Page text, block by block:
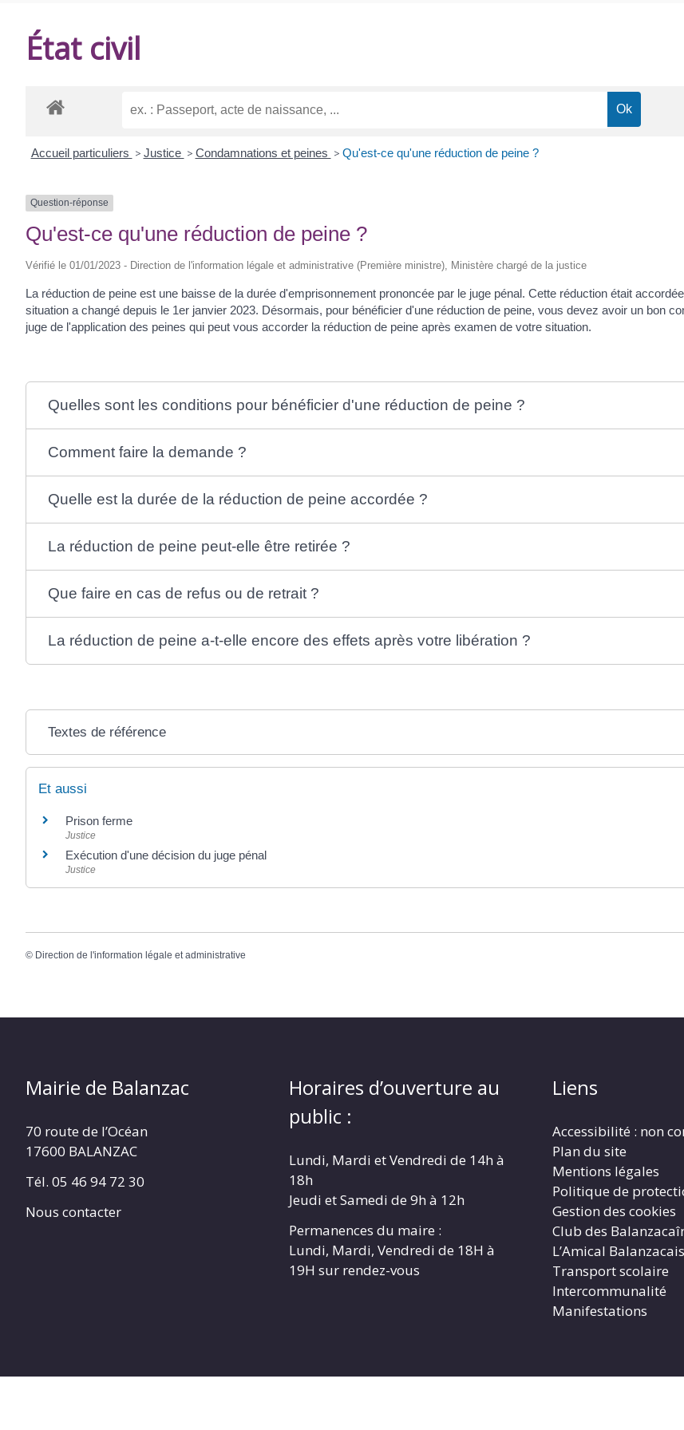
État civil
Accueil particuliers > Justice > Condamnations et peines > Qu'est-ce qu'une réduction de peine ?
Question-réponse
Qu'est-ce qu'une réduction de peine ?
Vérifié le 01/01/2023 - Direction de l'information légale et administrative (Première ministre), Ministère chargé de la justice
La réduction de peine est une baisse de la durée d'emprisonnement prononcée par le juge pénal. Cette réduction était
situation a changé depuis le 1er janvier 2023. Désormais, pour bénéficier d'une réduction de peine, vous devez avoir un bon
juge de l'application des peines qui peut vous accorder la réduction de peine après examen de votre situation.
Quelles sont les conditions pour bénéficier d'une réduction de peine ?
Comment faire la demande ?
Quelle est la durée de la réduction de peine accordée ?
La réduction de peine peut-elle être retirée ?
Que faire en cas de refus ou de retrait ?
La réduction de peine a-t-elle encore des effets après votre libération ?
Textes de référence
Et aussi
Prison ferme
Justice
Exécution d'une décision du juge pénal
Justice
© Direction de l'information légale et administrative
Mairie de Balanzac
70 route de l’Océan
17600 BALANZAC
Tél. 05 46 94 72 30
Nous contacter
Horaires d’ouverture au
public :
Lundi, Mardi et Vendredi de 14h à
18h
Jeudi et Samedi de 9h à 12h
Permanences du maire :
Lundi, Mardi, Vendredi de 18H à
19H sur rendez-vous
Liens
Accessibilité : non
Plan du site
Mentions légales
Politique de
Gestion des cookies
Club des
L’Amical Balanzacais
Transport scolaire
Intercommunalité
Manifestations